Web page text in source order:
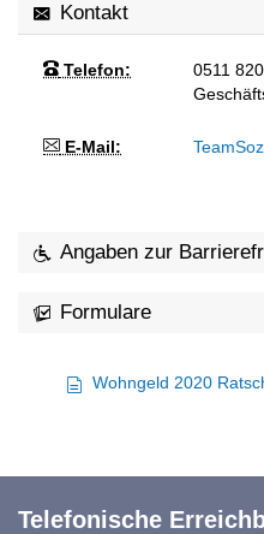
Kontakt
Telefon:
0511
E-Mail:
Angaben zur
Formulare
Wohngeld 2020
Telefonische